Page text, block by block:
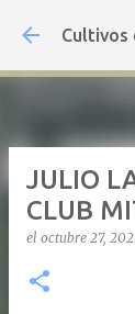
Cultivos
JULIO
CLUB
el octubre 27,